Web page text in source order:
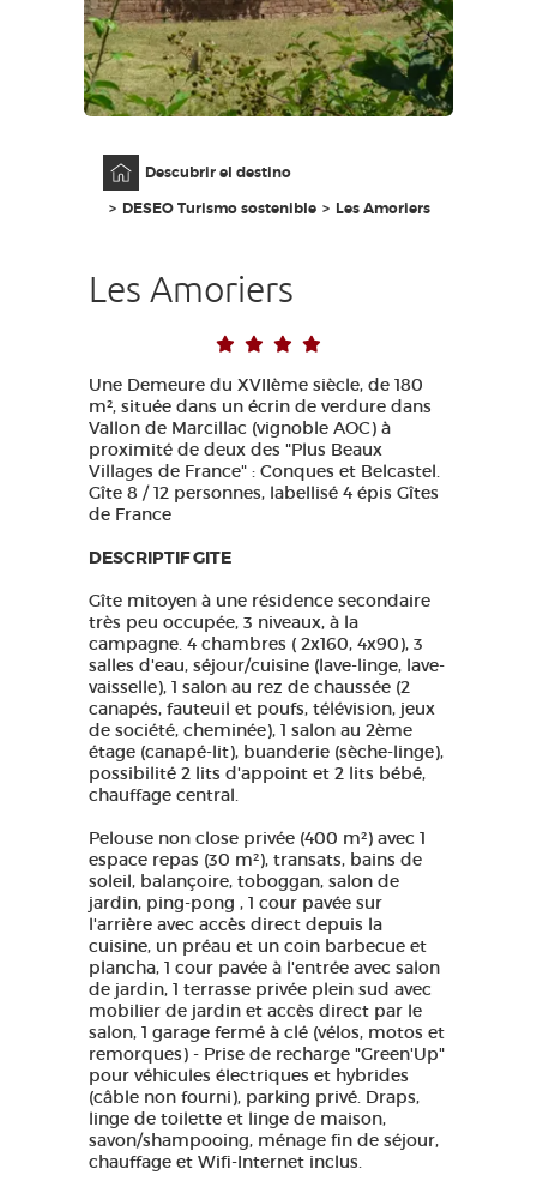
ES
Descubrir el destino
DESEO Turismo sostenible
Les Amoriers
Les Amoriers
Une Demeure du XVIIème siècle, de 180
m², située dans un écrin de verdure dans
Vallon de Marcillac (vignoble AOC) à
proximité de deux des "Plus Beaux
Villages de France" : Conques et Belcastel.
Gîte 8 / 12 personnes, labellisé 4 épis Gîtes
de France
DESCRIPTIF GITE
Gîte mitoyen à une résidence secondaire
très peu occupée, 3 niveaux, à la
campagne. 4 chambres ( 2x160, 4x90), 3
salles d'eau, séjour/cuisine (lave-linge, lave-
vaisselle), 1 salon au rez de chaussée (2
canapés, fauteuil et poufs, télévision, jeux
de société, cheminée), 1 salon au 2ème
étage (canapé-lit), buanderie (sèche-linge),
possibilité 2 lits d'appoint et 2 lits bébé,
chauffage central.
Pelouse non close privée (400 m²) avec 1
espace repas (30 m²), transats, bains de
soleil, balançoire, toboggan, salon de
jardin, ping-pong , 1 cour pavée sur
l'arrière avec accès direct depuis la
cuisine, un préau et un coin barbecue et
plancha, 1 cour pavée à l'entrée avec salon
de jardin, 1 terrasse privée plein sud avec
mobilier de jardin et accès direct par le
salon, 1 garage fermé à clé (vélos, motos et
remorques) - Prise de recharge "Green'Up"
pour véhicules électriques et hybrides
(câble non fourni), parking privé. Draps,
linge de toilette et linge de maison,
savon/shampooing, ménage fin de séjour,
chauffage et Wifi-Internet inclus.